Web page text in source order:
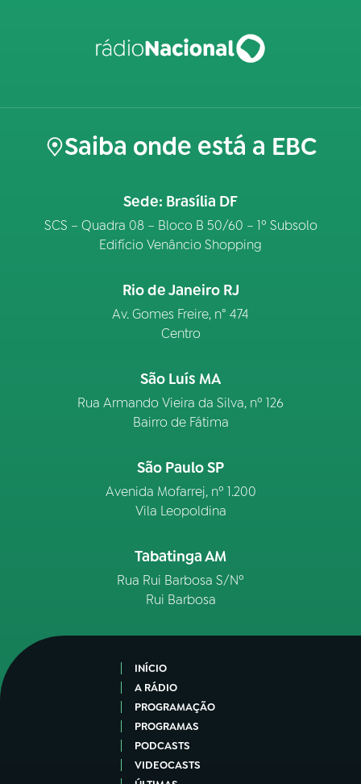
Saiba onde está a EBC
Sede: Brasília DF
SCS – Quadra 08 – Bloco B 50/60 – 1º Subsolo
Edifício Venâncio Shopping
Rio de Janeiro RJ
Av. Gomes Freire, n° 474
Centro
São Luís MA
Rua Armando Vieira da Silva, nº 126
Bairro de Fátima
São Paulo SP
Avenida Mofarrej, nº 1.200
Vila Leopoldina
Tabatinga AM
Rua Rui Barbosa S/Nº
Rui Barbosa
INÍCIO
A RÁDIO
PROGRAMAÇÃO
PROGRAMAS
PODCASTS
VIDEOCASTS